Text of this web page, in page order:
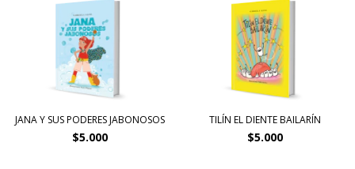
JANA Y SUS PODERES JABONOSOS
$5.000
TILÍN EL DIENTE BAILARÍN
$5.000